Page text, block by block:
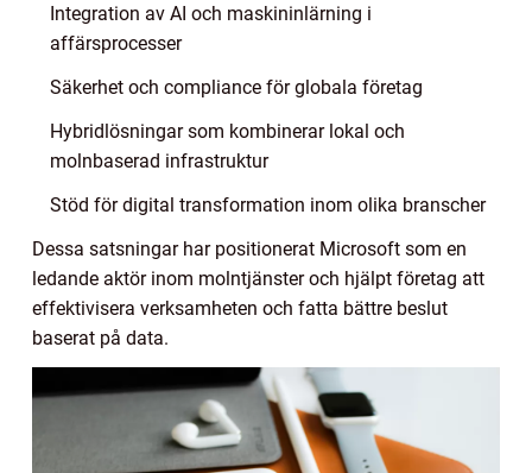
Integration av AI och maskininlärning i
affärsprocesser
Säkerhet och compliance för globala företag
Hybridlösningar som kombinerar lokal och
molnbaserad infrastruktur
Stöd för digital transformation inom olika branscher
Dessa satsningar har positionerat Microsoft som en
ledande aktör inom molntjänster och hjälpt företag att
effektivisera verksamheten och fatta bättre beslut
baserat på data.